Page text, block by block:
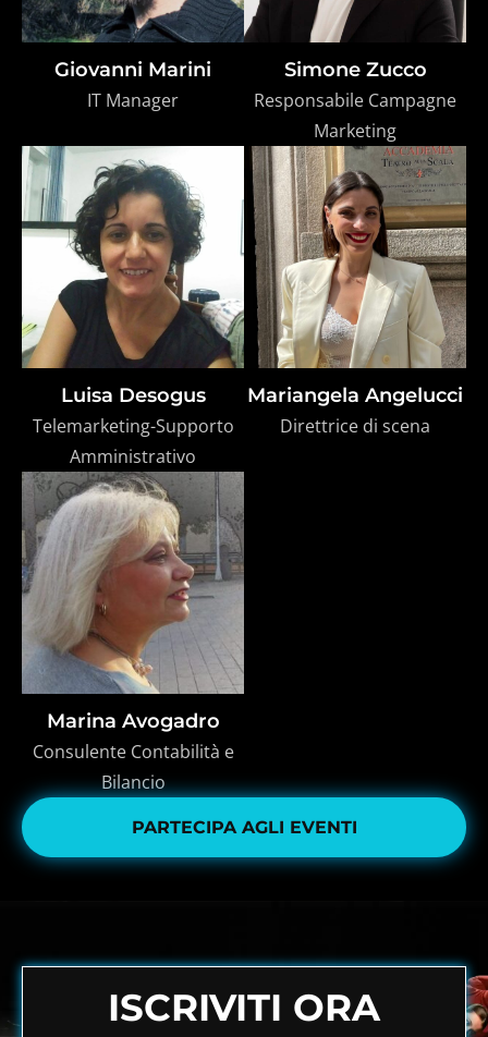
Giovanni Marini
IT Manager
Simone Zucco
Responsabile Campagne
Marketing
Luisa Desogus
Telemarketing-Supporto
Amministrativo
Mariangela Angelucci
Direttrice di scena
Marina Avogadro
Consulente Contabilità e
Bilancio
PARTECIPA AGLI EVENTI
ISCRIVITI ORA